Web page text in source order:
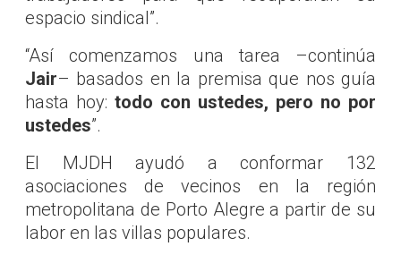
espacio sindical”.
“Así comenzamos una tarea –continúa
Jair– basados en la premisa que nos guía
hasta hoy: todo con ustedes, pero no por
ustedes”.
El MJDH ayudó a conformar 132
asociaciones de vecinos en la región
metropolitana de Porto Alegre a partir de su
labor en las villas populares.